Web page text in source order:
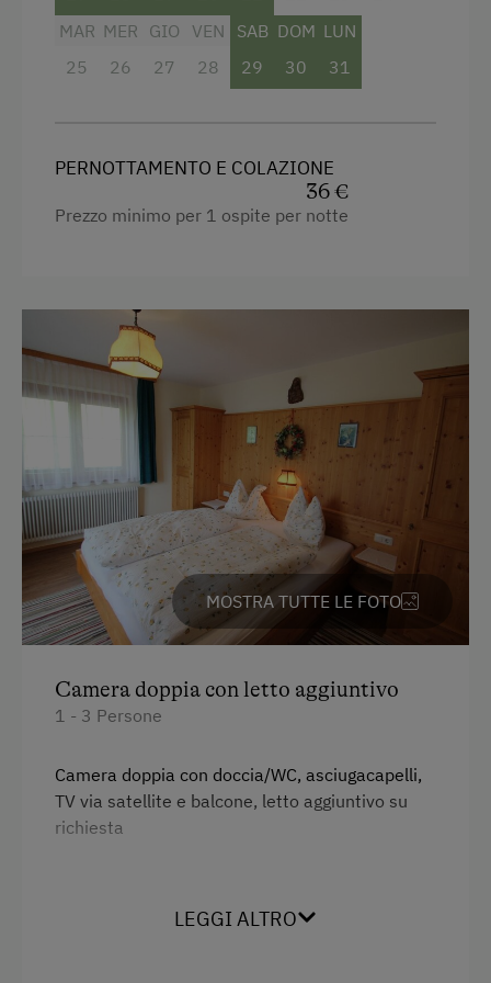
Sorgente di acqua potabile privata
Pernottamento e colazione
Postazione internet
WiFi
Attività all'agiturismo o nei dintorni
Gite in montagna
Sentieri tra le malge
Percorso senza barriere architettoniche
Alpinismo
Curling
Percorso avventuroso
Piscina all'aperto
Escursione guidata
MAR
25
MER
26
GIO
27
VEN
28
SAB
29
DOM
30
LUN
31
PERNOTTAMENTO E COLAZIONE
36 €
Prezzo minimo per 1 ospite per notte
MOSTRA TUTTE LE FOTO
Camera doppia con letto aggiuntivo
1 - 3 Persone
Camera doppia con doccia/WC, asciugacapelli,
TV via satellite e balcone, letto aggiuntivo su
richiesta
LEGGI ALTRO